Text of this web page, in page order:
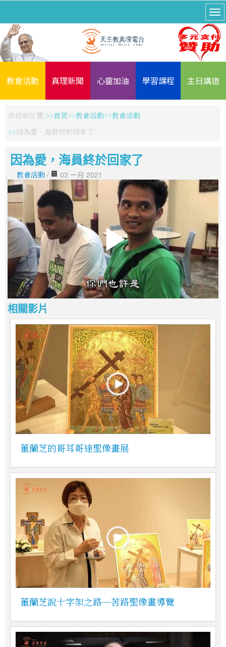
教會活動 真理新聞 心靈加油 學習課程 主日講道
你目前位置: 首頁 教會活動
教會活動
因為愛，海員終於回家了
因為愛，海員終於回家了
教會活動 / 03 一月 2021
相關影片
董蘭芝的哥耳哥達聖像畫展
董蘭芝說十字架之路─苦路聖像畫導覽